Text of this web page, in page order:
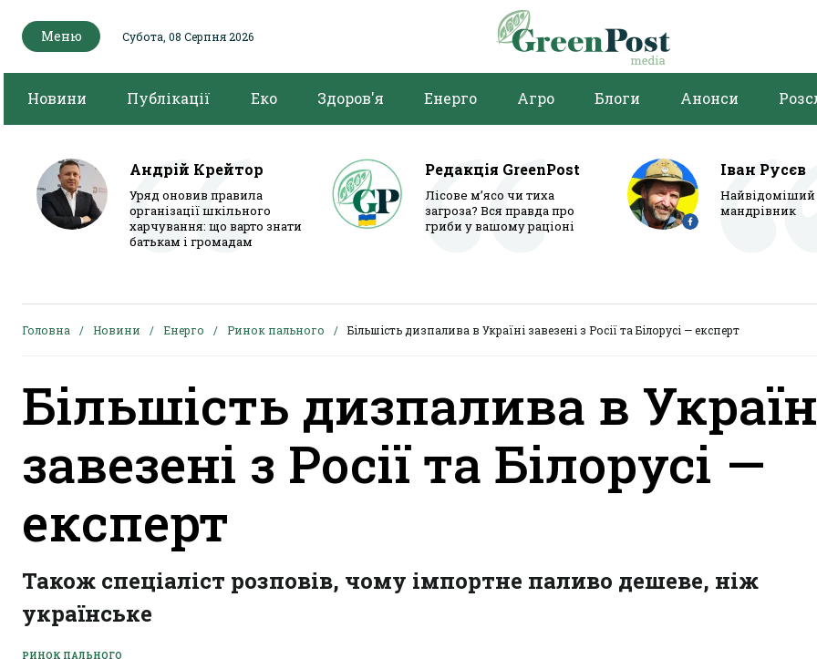
Меню Субота, 08 Серпня 2026
Новини Публікації Еко Здоров'я Енерго Агро Блоги Анонси
Андрій Крейтор
Уряд оновив правила
організації шкільного
харчування: що варто знати
батькам і громадам
Редакція GreenPost
Лісове м’ясо чи тиха
загроза? Вся правда про
гриби у вашому раціоні
Іван Русєв
мандрівник
Головна Новини Енерго Ринок пального Більшість дизпалива в Україні завезені з Росії та Білорусі — експерт
Більшість дизпалива в
завезені з Росії та Білорусі —
експерт
Також спеціаліст розповів, чому імпортне паливо дешеве, ніж
українське
РИНОК ПАЛЬНОГО